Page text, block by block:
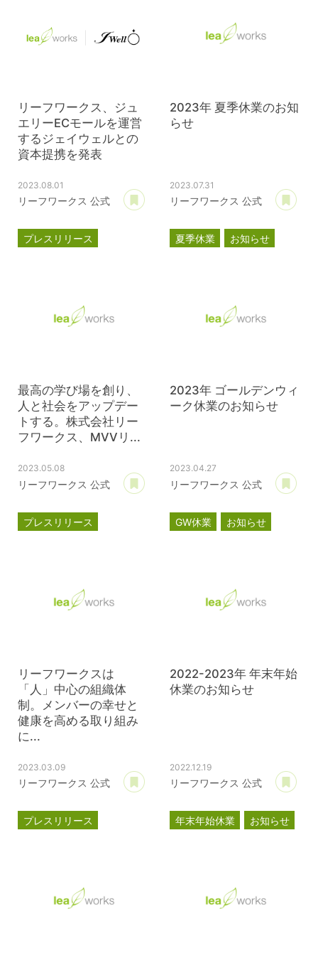
リーフワークス、ジュ
エリーECモールを運営
するジェイウェルとの
資本提携を発表
2023.08.01
リーフワークス 公式
あとで読む
プレスリリース
2023年 夏季休業のお知
らせ
2023.07.31
リーフワークス 公式
夏季休業 お知らせ
最高の学び場を創り、
人と社会をアップデー
トする。株式会社リー
フワークス、MVVリ...
2023.05.08
リーフワークス 公式
あとで読む
プレスリリース
2023年 ゴールデンウィ
ーク休業のお知らせ
2023.04.27
リーフワークス 公式
GW休業 お知らせ
リーフワークスは
「人」中心の組織体
制。メンバーの幸せと
健康を高める取り組み
に...
2023.03.09
リーフワークス 公式
あとで読む
プレスリリース
2022-2023年 年末年始
休業のお知らせ
2022.12.19
リーフワークス 公式
年末年始休業 お知らせ